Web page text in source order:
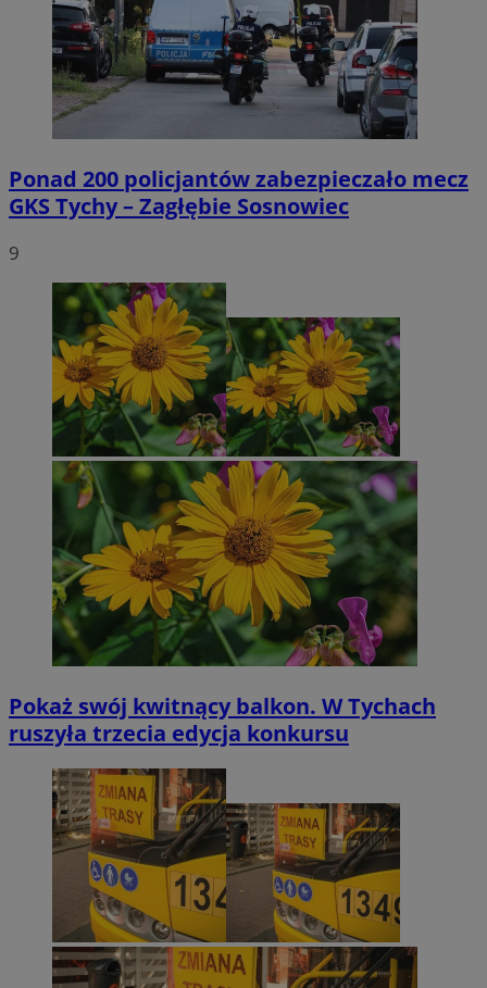
Ponad 200 policjantów zabezpieczało mecz
GKS Tychy – Zagłębie Sosnowiec
9
Pokaż swój kwitnący balkon. W Tychach
ruszyła trzecia edycja konkursu